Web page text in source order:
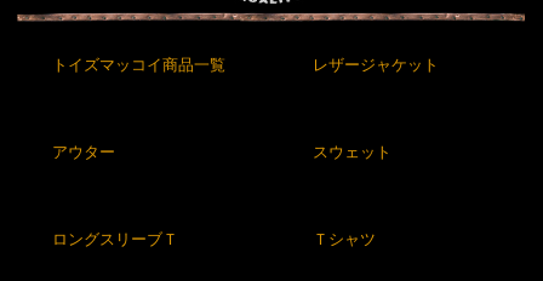
トイズマッコイ商品一覧 レザージャケット
アウター スウェット
ロングスリーブＴ Ｔシャツ